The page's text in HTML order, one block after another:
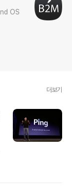
OS
더보기